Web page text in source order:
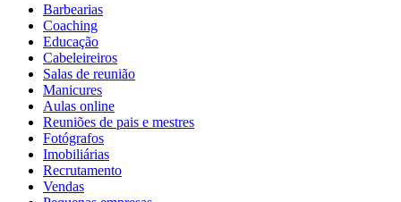
Barbearias
Coaching
Educação
Cabeleireiros
Salas de reunião
Manicures
Aulas online
Reuniões de pais e mestres
Fotógrafos
Imobiliárias
Recrutamento
Vendas